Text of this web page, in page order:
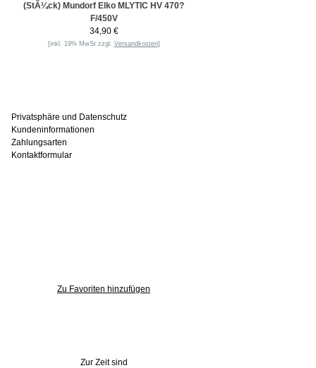
(StÃ¼ck) Mundorf Elko MLYTIC HV 470?
F/450V
34,90 €
[inkl. 19% MwSt zzgl. Versandkosten]
Privatsphäre und Datenschutz
Kundeninformationen
Zahlungsarten
Kontaktformular
Zu Favoriten hinzufügen
Zur Zeit sind